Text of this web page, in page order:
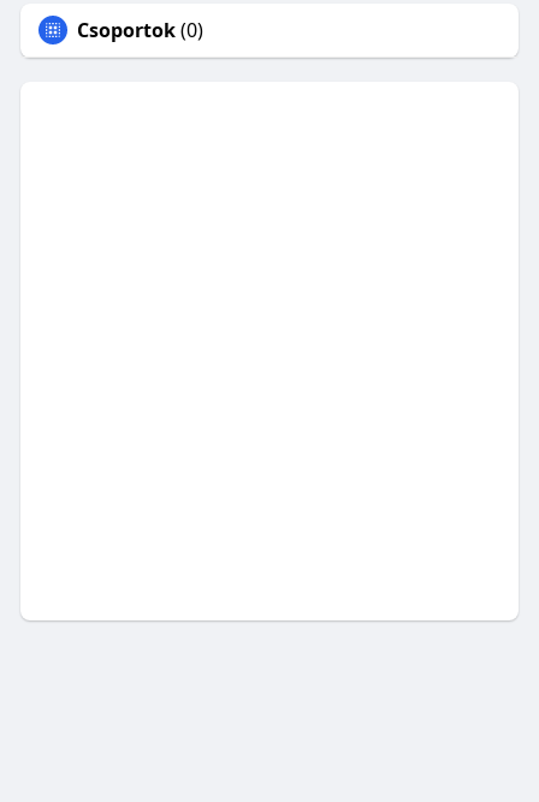
Csoportok(0)